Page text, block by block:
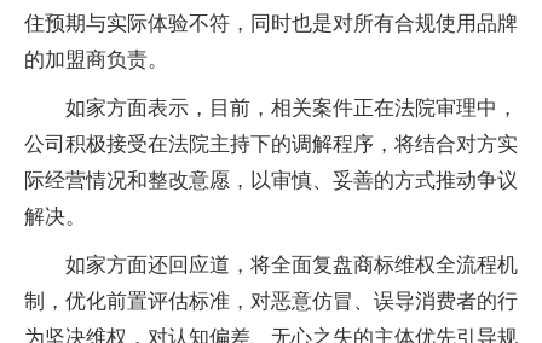
住预期与实际体验不符，同时也是对所有合规使用品牌
的加盟商负责。
如家方面表示，目前，相关案件正在法院审理中，
公司积极接受在法院主持下的调解程序，将结合对方实
际经营情况和整改意愿，以审慎、妥善的方式推动争议
解决。
如家方面还回应道，将全面复盘商标维权全流程机
制，优化前置评估标准，对恶意仿冒、误导消费者的行
为坚决维权，对认知偏差、无心之失的主体优先引导规